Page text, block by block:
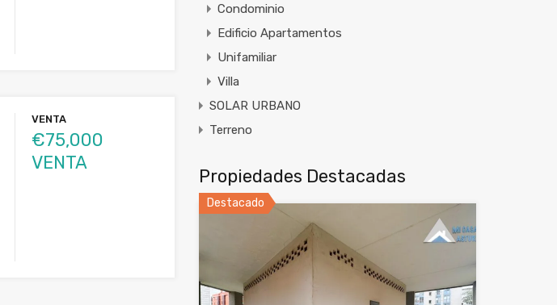
VENTA
€75,000
VENTA
Condominio
Edificio Apartamentos
Unifamiliar
Villa
SOLAR URBANO
Terreno
Propiedades Destacadas
Destacado